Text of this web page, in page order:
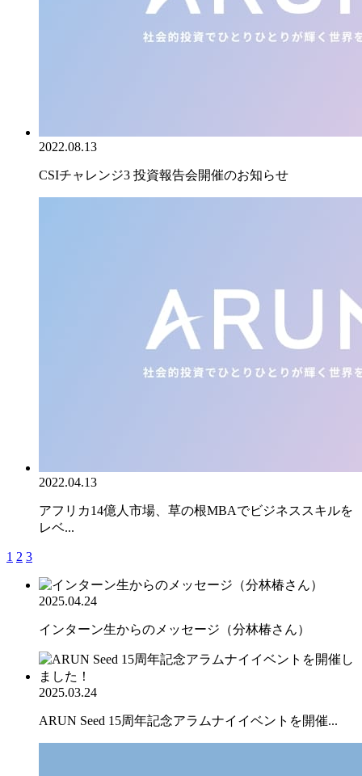
2022.08.13
CSIチャレンジ3 投資報告会開催のお知らせ
2022.04.13
アフリカ14億人市場、草の根MBAでビジネススキルを
レベ...
1 2 3
2025.04.24
インターン生からのメッセージ（分林椿さん）
2025.03.24
ARUN Seed 15周年記念アラムナイイベントを開催...